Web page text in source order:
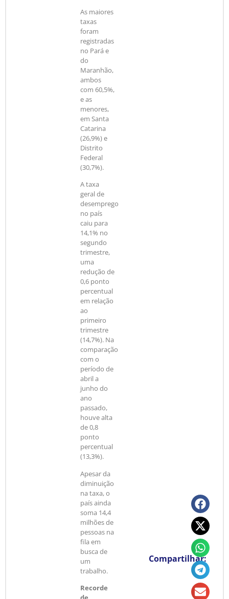
As maiores
taxas
foram
registradas
no Pará e
do
Maranhão,
ambos
com 60,5%,
e as
menores,
em Santa
Catarina
(26,9%) e
Distrito
Federal
(30,7%).
A taxa
geral de
desemprego
no país
caiu para
14,1% no
segundo
trimestre,
uma
redução de
0,6 ponto
percentual
em relação
ao
primeiro
trimestre
(14,7%). Na
comparação
com o
período de
abril a
junho do
ano
passado,
houve alta
de 0,8
ponto
percentual
(13,3%).
Apesar da
diminuição
na taxa, o
país ainda
soma 14,4
milhões de
pessoas na
fila em
busca de
um
trabalho.
Recorde
Compartilhar: